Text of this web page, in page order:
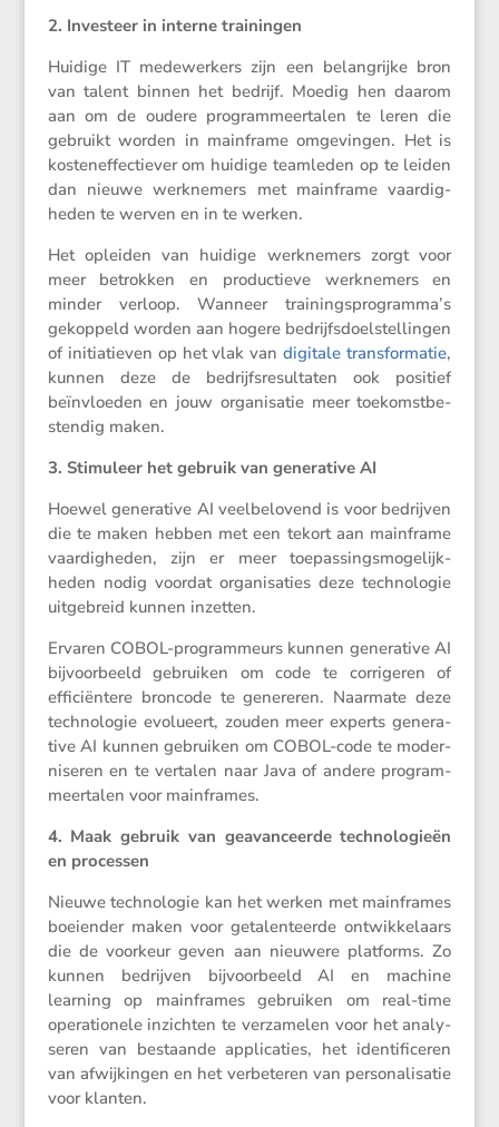
2. Inves­teer in interne trainingen
Huidige IT medewer­kers zijn een belang­rijke bron
van talent binnen het bedrijf. Moedig hen daarom
aan om de oudere program­meer­talen te leren die
gebruikt worden in mainframe omgevingen. Het is
kosten­ef­fec­tiever om huidige teamleden op te leiden
dan nieuwe werkne­mers met mainframe vaardig­
heden te werven en in te werken.
Het opleiden van huidige werkne­mers zorgt voor
meer betrokken en produc­tieve werkne­mers en
minder verloop. Wanneer trainingsprogramma’s
gekop­peld worden aan hogere bedrijfs­doel­stel­lingen
of initi­a­tieven op het vlak vandigitale trans­for­matie,
kunnen deze de bedrijfs­re­sul­taten ook positief
beïnvloeden en jouw organi­satie meer toekomst­be­
stendig maken.
3. Stimu­leer het gebruik van genera­tive AI
Hoewel genera­tive AI veelbe­lo­vend is voor bedrijven
die te maken hebben met een tekort aan mainframe
vaardig­heden, zijn er meer toepas­sings­mo­ge­lijk­
heden nodig voordat organi­sa­ties deze techno­logie
uitge­breid kunnen inzetten.
Ervaren COBOL-program­meurs kunnen genera­tive AI
bijvoor­beeld gebruiken om code te corri­geren of
effici­ën­tere broncode te genereren. Naarmate deze
techno­logie evolu­eert, zouden meer experts genera­
tive AI kunnen gebruiken om COBOL-code te moder­
ni­seren en te vertalen naar Java of andere program­
meer­talen voor mainframes.
4. Maak gebruik van geavan­ceerde techno­lo­gieën
en processen
Nieuwe techno­logie kan het werken met mainframes
boeiender maken voor getalen­teerde ontwik­ke­laars
die de voorkeur geven aan nieuwere platforms. Zo
kunnen bedrijven bijvoor­beeld AI en machine
learning op mainframes gebruiken om real-time
opera­ti­o­nele inzichten te verza­melen voor het analy­
seren van bestaande appli­ca­ties, het identi­fi­ceren
van afwij­kingen en het verbe­teren van perso­na­li­satie
voor klanten.